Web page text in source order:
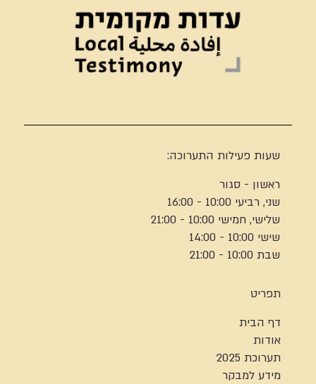
שעות פעילות התערוכה:
ראשון - סגור
שני, רביעי 10:00 - 16:00
שלישי, חמישי 10:00 - 21:00
שישי 10:00 - 14:00
שבת 10:00 - 21:00
תפריט
דף הבית
אודות
תערוכת 2025
מידע למבקר